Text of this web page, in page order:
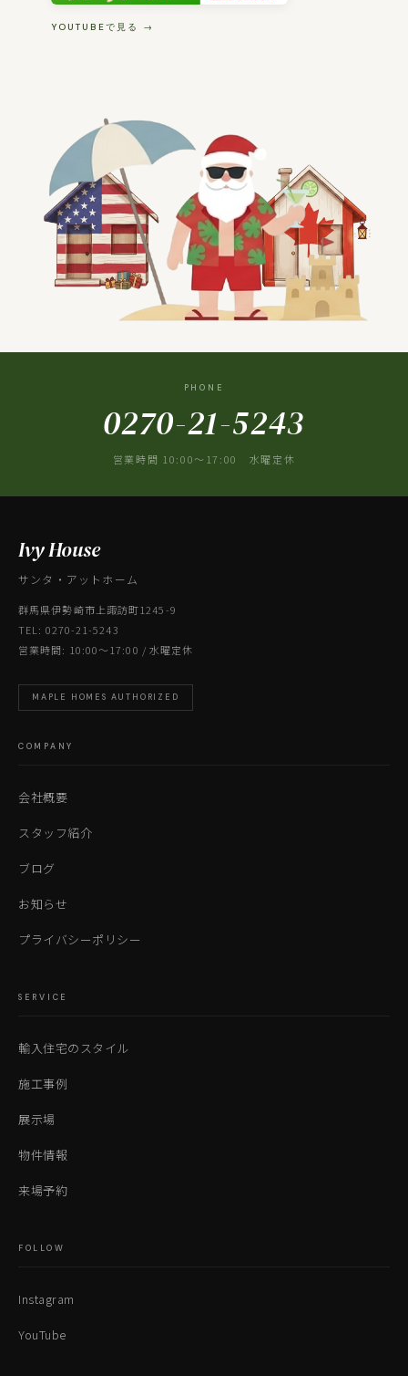
YOUTUBEで見る →
PHONE
0270-21-5243
営業時間 10:00〜17:00 水曜定休
Ivy House
サンタ・アットホーム
群馬県伊勢崎市上諏訪町1245-9
TEL: 0270-21-5243
営業時間: 10:00〜17:00 / 水曜定休
MAPLE HOMES AUTHORIZED
COMPANY
会社概要
スタッフ紹介
ブログ
お知らせ
プライバシーポリシー
SERVICE
輸入住宅のスタイル
施工事例
展示場
物件情報
来場予約
FOLLOW
Instagram
YouTube